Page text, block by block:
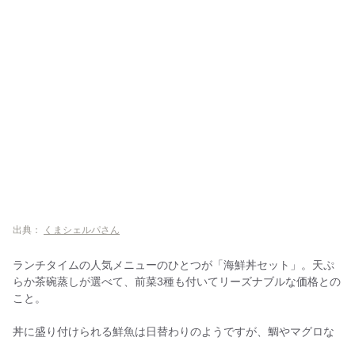
出典： くまシェルパさん
ランチタイムの人気メニューのひとつが「海鮮丼セット」。天ぷ
らか茶碗蒸しが選べて、前菜3種も付いてリーズナブルな価格との
こと。
丼に盛り付けられる鮮魚は日替わりのようですが、鯛やマグロな